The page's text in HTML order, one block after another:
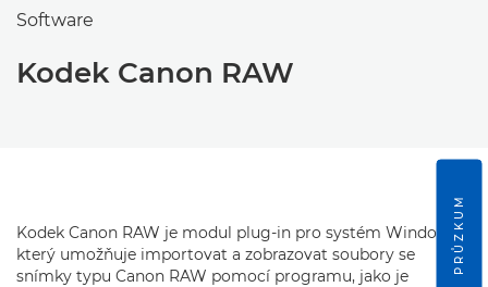
Software
Kodek Canon RAW
Kodek Canon RAW je modul plug-in pro systém Windows,
který umožňuje importovat a zobrazovat soubory se
snímky typu Canon RAW pomocí programu, jako je
PRŮZKUM